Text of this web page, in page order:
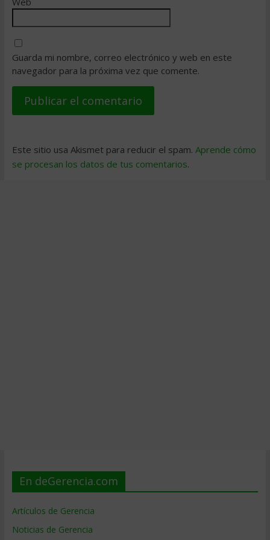
Guarda mi nombre, correo electrónico y web en este
navegador para la próxima vez que comente.
Este sitio usa Akismet para reducir el spam. Aprende cómo
se procesan los datos de tus comentarios.
En deGerencia.com
Artículos de Gerencia
Noticias de Gerencia